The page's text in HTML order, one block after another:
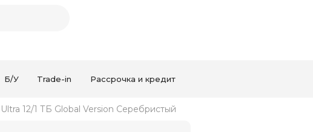
Б/У Trade-in Рассрочка и кредит
12/1 ТБ Global Version Серебристый